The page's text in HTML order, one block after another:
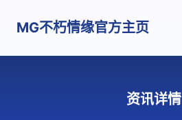
MG不朽情缘官方主页
资讯详情